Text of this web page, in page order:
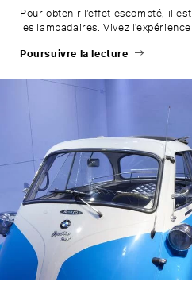
Pour obtenir l’effet escompté, il
les lampadaires. Vivez
Poursuivre la lecture